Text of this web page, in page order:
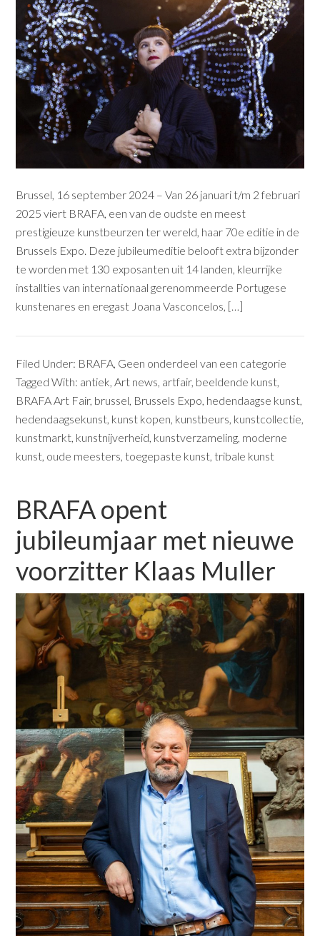
Brussel, 16 september 2024 – Van 26 januari t/m 2 februari
2025 viert BRAFA, een van de oudste en meest
prestigieuze kunstbeurzen ter wereld, haar 70e editie in de
Brussels Expo. Deze jubileumeditie belooft extra bijzonder
te worden met 130 exposanten uit 14 landen, kleurrijke
installties van internationaal gerenommeerde Portugese
kunstenares en eregast Joana Vasconcelos, […]
Filed Under: BRAFA, Geen onderdeel van een categorie
Tagged With: antiek,Art news, artfair, beeldende kunst,
BRAFA Art Fair, brussel, Brussels Expo, hedendaagse kunst,
hedendaagsekunst, kunst kopen, kunstbeurs, kunstcollectie,
kunstmarkt, kunstnijverheid, kunstverzameling, moderne
kunst, oude meesters, toegepaste kunst, tribale kunst
BRAFA opent
jubileumjaar met nieuwe
voorzitter Klaas Muller